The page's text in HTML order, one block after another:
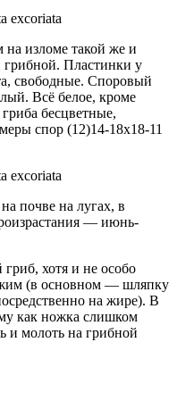
на изломе такой же и
грибной. Пластинки у
свободные. Споровый
Всё белое, кроме
бесцветные,
спор (12)14-18х18-11
почве на лугах, в
— июнь-
хотя и не особо
(в основном — шляпку
на жире). В
как ножка слишком
и молоть на грибной